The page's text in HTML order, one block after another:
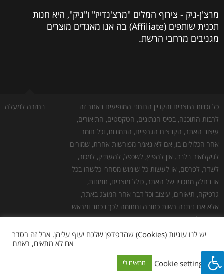
מרצ'ן-גיק - צירוף המלים "מרצ'נדייז" ו"גיק", היא חנות
תכנית שותפים (Affiliate) בה אנו מאגדים מוצרים
מגניבים מרחבי הרשת.
בחזרה למעלה
כל זכויות היוצרים והקניין הרוחני המופיעים באתר זה
לרבות התוכנה, בסיס הנתונים, הטקסטים, התיאורים,
עיצוב האתר, הקבצים הגרפיים, התמונות, וכל חומר
אחר הכלולים בו, אם לא נאמר מפורשות אחרת, שמורים
לגיקלואיד בלבד. אין להפיץ, לשכפל, להעתיק, למכור,
לשדר, לפרסם, או לעשות כל שימוש מסחרי כלשהו בכל
או בחלק מתכניו של האתר, כולל מוצרים, תמונות,
גרפיקה, תיאורים, עיצוב וכל דבר אחר המוצג באתר,
אלא אם ניתנה רשות כתובה וחתומה לכך בכתב ומראש
ע''י גיקלואיד.
גילוי נאות: כמו לכל אתר אינטרנט אחר, יש לנו עלויות
לאתרי צד שלישי, להלן "שותפים". במידה ומתבצעת
רכישה באתר השותף, אנחנו מקבלים עמלה. אנחנו לא
יש לנו עוגיות (Cookies) שהדפדפן שלכם יעוף עליהן. אבל זה בסדר
אם לא מתאים, באמת
Cookie settings
מתאים לי